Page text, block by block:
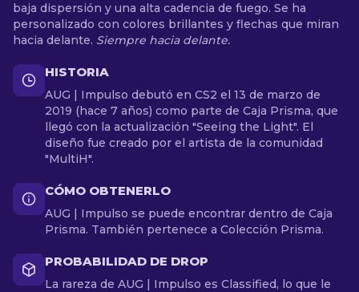
baja dispersión y una alta cadencia de fuego. Se ha
personalizado con colores brillantes y flechas que miran
hacia delante. Siempre hacia delante.
HISTORIA
AUG | Impulso debutó en CS2 el 13 de marzo de
2019 (hace 7 años) como parte de Caja Prisma, que
llegó con la actualización "Seeing the Light". El
diseño fue creado por el artista de la comunidad
"MultiH".
CÓMO OBTENERLO
AUG | Impulso se puede encontrar dentro de Caja
Prisma. También pertenece a Colección Prisma.
PROBABILIDAD DE DROP
La rareza de AUG | Impulso es Classified, lo que le